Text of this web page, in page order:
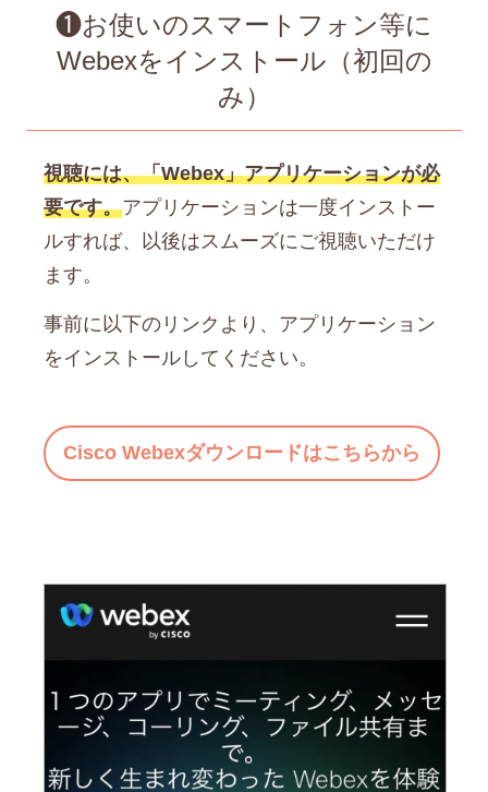
❶お使いのスマートフォン等に
Webexをインストール（初回の
み）
視聴には、「Webex」アプリケーションが必
要です。アプリケーションは一度インストー
ルすれば、以後はスムーズにご視聴いただけ
ます。
事前に以下のリンクより、アプリケーション
をインストールしてください。
Cisco Webexダウンロードはこちらから